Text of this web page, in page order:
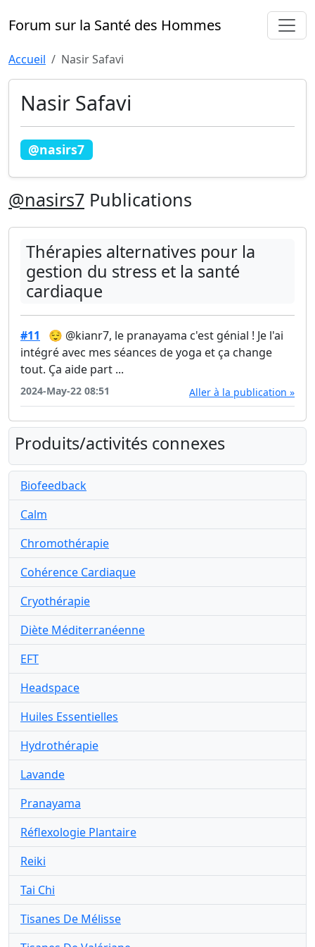
Forum sur la Santé des Hommes
Accueil Nasir Safavi
Nasir Safavi
@nasirs7
@nasirs7 Publications
Thérapies alternatives pour la
gestion du stress et la santé
cardiaque
#11
😌 @kianr7, le pranayama c'est génial ! Je l'ai
intégré avec mes séances de yoga et ça change
tout. Ça aide part ...
2024-May-22 08:51 Aller à la publication »
Produits/activités connexes
Biofeedback
Calm
Chromothérapie
Cohérence Cardiaque
Cryothérapie
Diète Méditerranéenne
EFT
Headspace
Huiles Essentielles
Hydrothérapie
Lavande
Pranayama
Réflexologie Plantaire
Reiki
Tai Chi
Tisanes De Mélisse